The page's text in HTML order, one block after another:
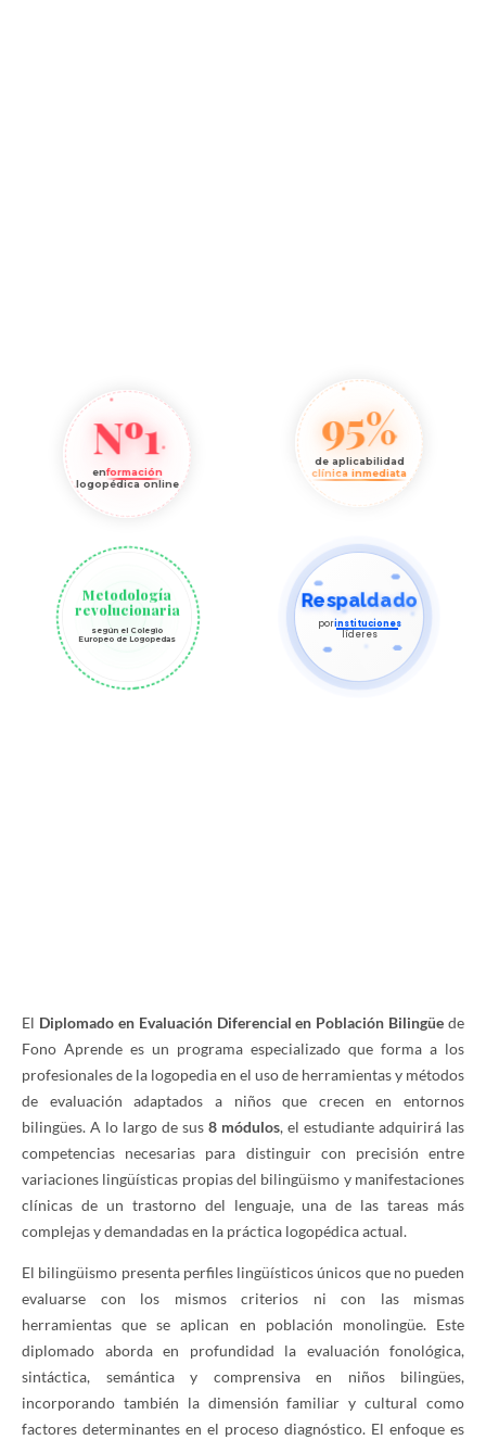
Nº1
enformación
logopédica online
95%
de aplicabilidad
clínica inmediata
Metodología
revolucionaria
según el Colegio
Europeo de Logopedas
Respaldado
porinstituciones
líderes
El Diplomado en Evaluación Diferencial en Población Bilingüe de
Fono Aprende es un programa especializado que forma a los
profesionales de la logopedia en el uso de herramientas y métodos
de evaluación adaptados a niños que crecen en entornos
bilingües. A lo largo de sus 8 módulos, el estudiante adquirirá las
competencias necesarias para distinguir con precisión entre
variaciones lingüísticas propias del bilingüismo y manifestaciones
clínicas de un trastorno del lenguaje, una de las tareas más
complejas y demandadas en la práctica logopédica actual.
El bilingüismo presenta perfiles lingüísticos únicos que no pueden
evaluarse con los mismos criterios ni con las mismas
herramientas que se aplican en población monolingüe. Este
diplomado aborda en profundidad la evaluación fonológica,
sintáctica, semántica y comprensiva en niños bilingües,
incorporando también la dimensión familiar y cultural como
factores determinantes en el proceso diagnóstico. El enfoque es